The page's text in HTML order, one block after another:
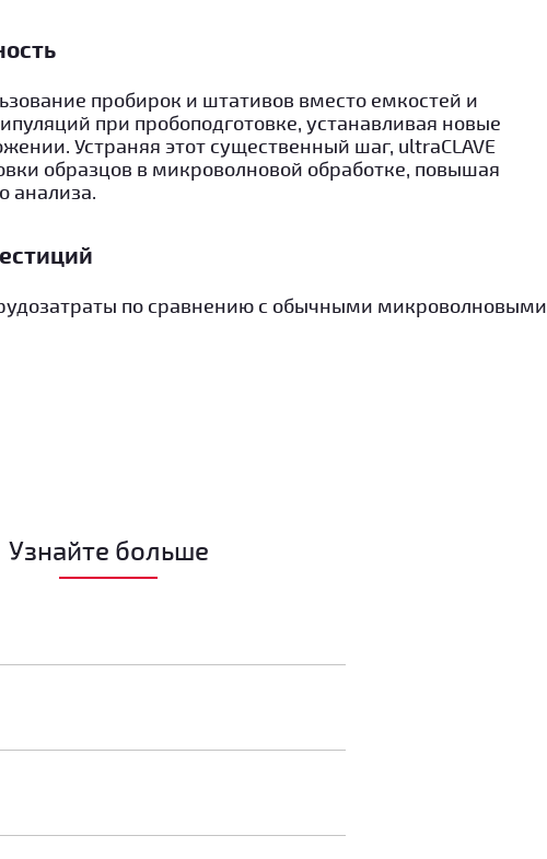
пробирок и штативов вместо емкостей и
при пробоподготовке, устанавливая новые
Устраняя этот существенный шаг, ultraCLAVE
образцов в микроволновой обработке, повышая
анализа.
по сравнению с обычными микроволновыми
Узнайте больше